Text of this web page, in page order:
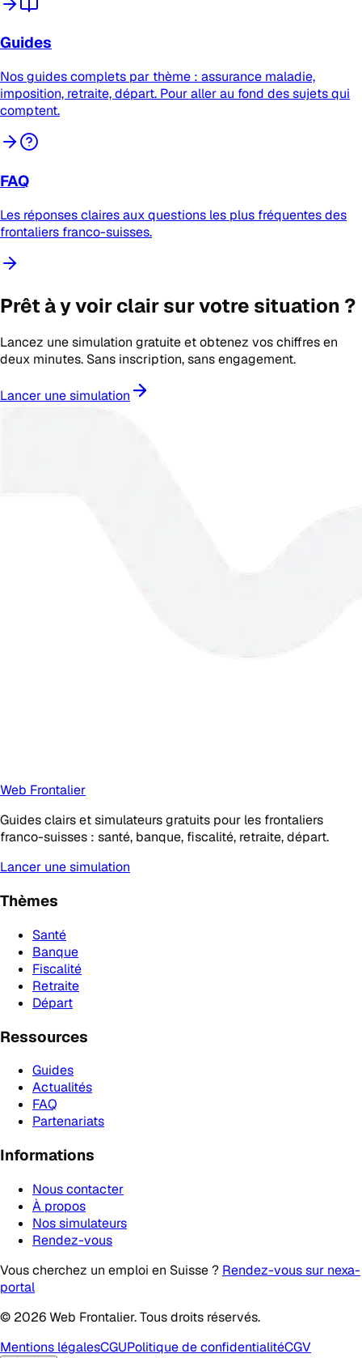
Guides
Nos guides complets par thème : assurance maladie,
imposition, retraite, départ. Pour aller au fond des sujets qui
comptent.
FAQ
Les réponses claires aux questions les plus fréquentes des
frontaliers franco-suisses.
Prêt à y voir clair sur votre situation ?
Lancez une simulation gratuite et obtenez vos chiffres en
deux minutes. Sans inscription, sans engagement.
Lancer une simulation
Web Frontalier
Guides clairs et simulateurs gratuits pour les frontaliers
franco-suisses : santé, banque, fiscalité, retraite, départ.
Lancer une simulation
Thèmes
Santé
Banque
Fiscalité
Retraite
Départ
Ressources
Guides
Actualités
FAQ
Partenariats
Informations
Nous contacter
À propos
Nos simulateurs
Rendez-vous
Vous cherchez un emploi en Suisse ? Rendez-vous sur nexa-
portal
© 2026 Web Frontalier. Tous droits réservés.
Mentions légalesCGUPolitique de confidentialitéCGV